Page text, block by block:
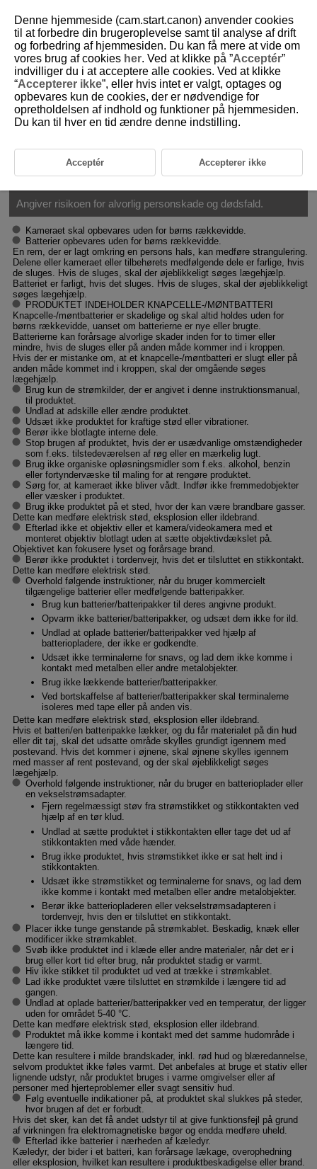
D375-010
Sikkerhedsinstruktioner
Sørg for at læse disse instruktioner, så produktet kan betjenes på en
ADVARSEL:
Angiver risikoen for alvorlig personskade og dødsfald.
Kameraet skal opbevares uden for børns rækkevidde.
Batterier opbevares uden for børns rækkevidde.
En rem, der er lagt omkring en persons hals, kan medføre strangulering.
Delene eller kameraet eller tilbehørets medfølgende dele er farlige, hvis
de sluges. Hvis de sluges, skal der øjeblikkeligt søges lægehjælp.
Batteriet er farligt, hvis det sluges. Hvis de sluges, skal der øjeblikkeligt
søges lægehjælp.
PRODUKTET INDEHOLDER KNAPCELLE-/MØNTBATTERI
Knapcelle-/møntbatterier er skadelige og skal altid holdes uden for
børns rækkevidde, uanset om batterierne er nye eller brugte.
Batterierne kan forårsage alvorlige skader inden for to timer eller
mindre, hvis de sluges eller på anden måde kommer ind i kroppen.
Hvis der er mistanke om, at et knapcelle-/møntbatteri er slugt eller på
anden måde kommet ind i kroppen, skal der omgående søges
lægehjælp.
Brug kun de strømkilder, der er angivet i denne instruktionsmanual,
til produktet.
Undlad at adskille eller ændre produktet.
Udsæt ikke produktet for kraftige stød eller vibrationer.
Berør ikke blotlagte interne dele.
Stop brugen af produktet, hvis der er usædvanlige omstændigheder
som f.eks. tilstedeværelsen af røg eller en mærkelig lugt.
Brug ikke organiske opløsningsmidler som f.eks. alkohol, benzin
eller fortyndervæske til maling for at rengøre produktet.
Sørg for, at kameraet ikke bliver vådt. Indfør ikke fremmedobjekter
eller væsker i produktet.
Brug ikke produktet på et sted, hvor der kan være brandbare gasser.
Dette kan medføre elektrisk stød, eksplosion eller ildebrand.
Efterlad ikke et objektiv eller et kamera/videokamera med et
monteret objektiv blotlagt uden at sætte objektivdækslet på.
Objektivet kan fokusere lyset og forårsage brand.
Berør ikke produktet i tordenvejr, hvis det er tilsluttet en stikkontakt.
Dette kan medføre elektrisk stød.
Overhold følgende instruktioner, når du bruger kommercielt
tilgængelige batterier eller medfølgende batteripakker.
Brug kun batterier/batteripakker til deres angivne produkt.
Opvarm ikke batterier/batteripakker, og udsæt dem ikke for ild.
Undlad at oplade batterier/batteripakker ved hjælp af
batteriopladere, der ikke er godkendte.
Udsæt ikke terminalerne for snavs, og lad dem ikke komme i
kontakt med metalben eller andre metalobjekter.
Brug ikke lækkende batterier/batteripakker.
Ved bortskaffelse af batterier/batteripakker skal terminalerne
isoleres med tape eller på anden vis.
Dette kan medføre elektrisk stød, eksplosion eller ildebrand.
Hvis et batteri/en batteripakke lækker, og du får materialet på din hud
eller dit tøj, skal det udsatte område skylles grundigt igennem med
postevand. Hvis det kommer i øjnene, skal øjnene skylles igennem
med masser af rent postevand, og der skal øjeblikkeligt søges
lægehjælp.
Overhold følgende instruktioner, når du bruger en batterioplader eller
en vekselstrømsadapter.
Fjern regelmæssigt støv fra strømstikket og stikkontakten ved
hjælp af en tør klud.
Undlad at sætte produktet i stikkontakten eller tage det ud af
stikkontakten med våde hænder.
Brug ikke produktet, hvis strømstikket ikke er sat helt ind i
stikkontakten.
Udsæt ikke strømstikket og terminalerne for snavs, og lad dem
ikke komme i kontakt med metalben eller andre metalobjekter.
Berør ikke batteriopladeren eller vekselstrømsadapteren i
tordenvejr, hvis den er tilsluttet en stikkontakt.
Placer ikke tunge genstande på strømkablet. Beskadig, knæk eller
modificer ikke strømkablet.
Svøb ikke produktet ind i klæde eller andre materialer, når det er i
brug eller kort tid efter brug, når produktet stadig er varmt.
Hiv ikke stikket til produktet ud ved at trække i strømkablet.
Lad ikke produktet være tilsluttet en strømkilde i længere tid ad
gangen.
Undlad at oplade batterier/batteripakker ved en temperatur, der ligger
uden for området 5-40 °C.
Dette kan medføre elektrisk stød, eksplosion eller ildebrand.
Produktet må ikke komme i kontakt med det samme hudområde i
længere tid.
Dette kan resultere i milde brandskader, inkl. rød hud og blæredannelse,
selvom produktet ikke føles varmt. Det anbefales at bruge et stativ eller
lignende udstyr, når produktet bruges i varme omgivelser eller af
personer med hjerteproblemer eller svagt sensitiv hud.
Følg eventuelle indikationer på, at produktet skal slukkes på steder,
hvor brugen af det er forbudt.
Hvis det sker, kan det få andet udstyr til at give funktionsfejl på grund
af virkningen fra elektromagnetiske bøger og endda medføre uheld.
Efterlad ikke batterier i nærheden af kæledyr.
Kæledyr, der bider i et batteri, kan forårsage lækage, overophedning
eller eksplosion, hvilket kan resultere i produktbeskadigelse eller brand.
Denne hjemmeside (cam.start.canon) anvender cookies
til at forbedre din brugeroplevelse samt til analyse af drift
og forbedring af hjemmesiden. Du kan få mere at vide om
vores brug af cookies her. Ved at klikke på ”Acceptér”
indvilliger du i at acceptere alle cookies. Ved at klikke
“Accepterer ikke”, eller hvis intet er valgt, optages og
opbevares kun de cookies, der er nødvendige for
opretholdelsen af indhold og funktioner på hjemmesiden.
Du kan til hver en tid ændre denne indstilling.
Acceptér Accepterer ikke